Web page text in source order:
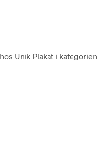
hos Unik Plakat i kategorien